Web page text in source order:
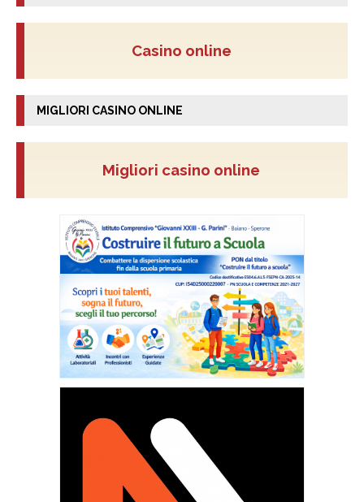
Casino online
MIGLIORI CASINO ONLINE
Migliori casino online